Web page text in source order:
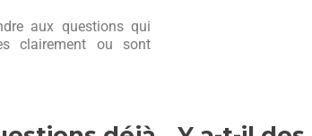
aux questions qui
clairement ou sont